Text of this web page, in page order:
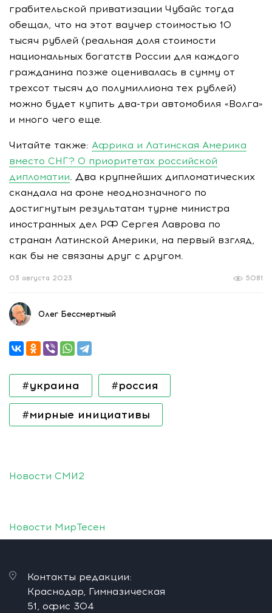
грабительской приватизации Чубайс тогда
обещал, что на этот ваучер стоимостью 10
тысяч рублей (реальная доля стоимости
национальных богатств России для каждого
гражданина позже оценивалась в сумму от
трехсот тысяч до полумиллиона тех рублей)
можно будет купить два-три автомобиля «Волга»
и много чего еще.
Читайте также: Африка и Латинская Америка
вместо СНГ? О приоритетах российской
дипломатии. Два крупнейших дипломатических
скандала на фоне неоднозначного по
достигнутым результатам турне министра
иностранных дел РФ Сергея Лаврова по
странам Латинской Америки, на первый взгляд,
как бы не связаны друг с другом.
5081
03 августа 2023
Олег Бессмертный
#украина #россия
#мирные инициативы
Новости СМИ2
Новости МирТесен
Контакты редакции:
Краснодар, Гимназическая
51, офис 304